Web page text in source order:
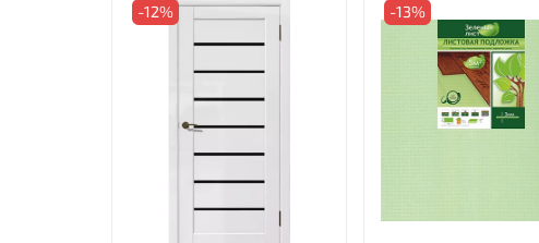
-12% -13%